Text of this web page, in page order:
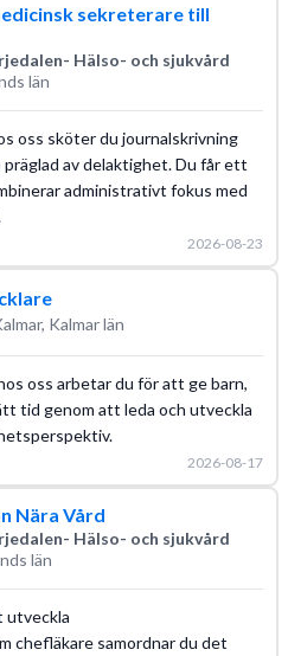
sekreterare till
Hälso- och sjukvård
län
oss sköter du journalskrivning
av delaktighet. Du får ett
administrativt fokus med
2026-08-23
Kalmar län
oss arbetar du för att ge barn,
tid genom att leda och utveckla
2026-08-17
Nära Vård
Hälso- och sjukvård
län
utveckla
chefläkare samordnar du det